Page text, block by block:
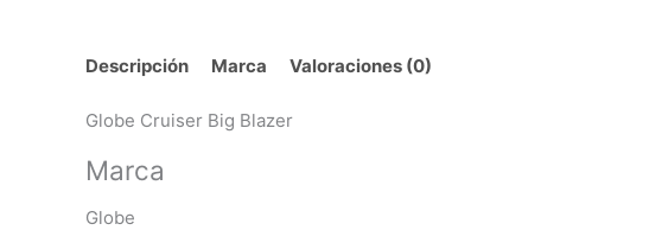
Descripción Marca Valoraciones (0)
Globe Cruiser Big Blazer
Marca
Globe